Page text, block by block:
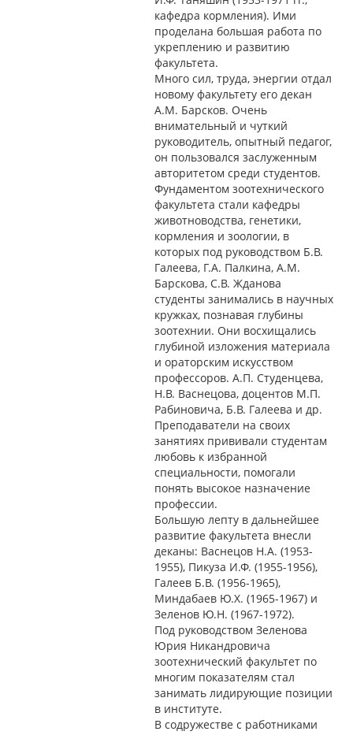
кафедра кормления). Ими
проделана большая работа по
укреплению и развитию
факультета.
Много сил, труда, энергии отдал
новому факультету его декан
А.М. Барсков. Очень
внимательный и чуткий
руководитель, опытный педагог,
он пользовался заслуженным
авторитетом среди студентов.
Фундаментом зоотехнического
факультета стали кафедры
животноводства, генетики,
кормления и зоологии, в
которых под руководством Б.В.
Галеева, Г.А. Палкина, А.М.
Барскова, С.В. Жданова
студенты занимались в научных
кружках, познавая глубины
зоотехнии. Они восхищались
глубиной изложения материала
и ораторским искусством
профессоров. А.П. Студенцева,
Н.В. Васнецова, доцентов М.П.
Рабиновича, Б.В. Галеева и др.
Преподаватели на своих
занятиях прививали студентам
любовь к избранной
специальности, помогали
понять высокое назначение
профессии.
Большую лепту в дальнейшее
развитие факультета внесли
деканы: Васнецов Н.А. (1953-
1955), Пикуза И.Ф. (1955-1956),
Галеев Б.В. (1956-1965),
Миндабаев Ю.Х. (1965-1967) и
Зеленов Ю.Н. (1967-1972).
Под руководством Зеленова
Юрия Никандровича
зоотехнический факультет по
многим показателям стал
занимать лидирующие позиции
в институте.
В содружестве с работниками